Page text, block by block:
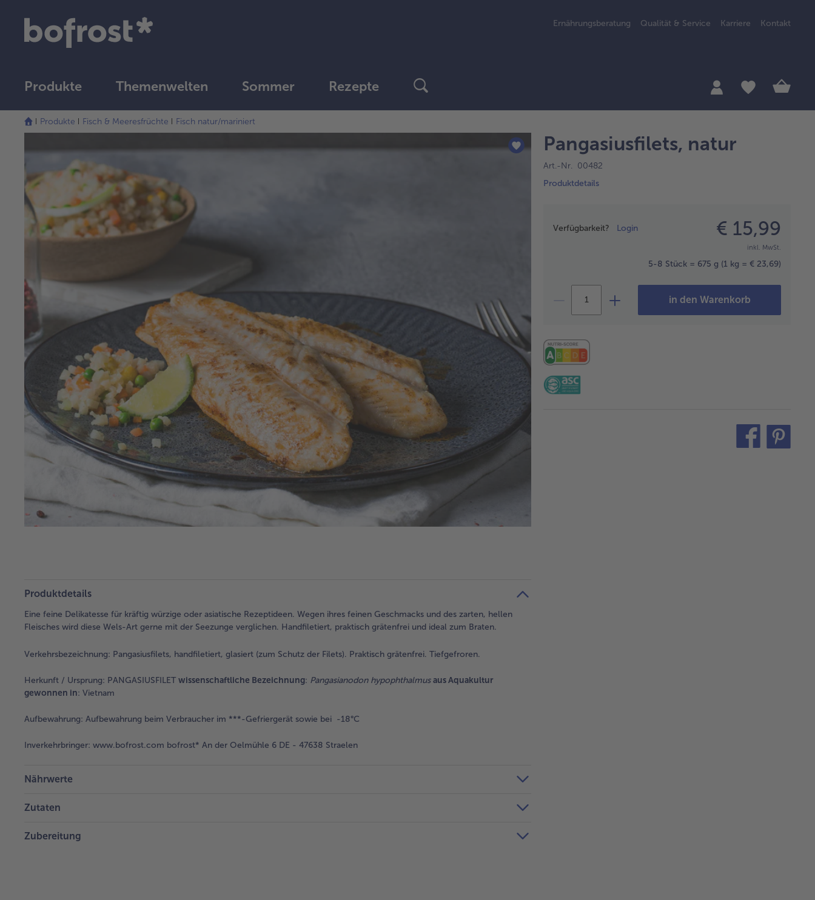
Ernährungsberatung Qualität & Service Karriere Kontakt
Produkte Themenwelten Sommer Rezepte
Produkte Fisch & Meeresfrüchte Fisch natur/mariniert
Pangasiusfilets, natur
Art.-Nr. 00482
Produktdetails
Verfügbarkeit? Login € 15,99
inkl. MwSt.
5-8 Stück = 675 g (1 kg = € 23,69)
in den Warenkorb
teilen
Produktdetails
Eine feine Delikatesse für kräftig würzige oder asiatische Rezeptideen. Wegen ihres feinen Geschmacks und des zarten, hellen
Fleisches wird diese Wels-Art gerne mit der Seezunge verglichen. Handfiletiert, praktisch grätenfrei und ideal zum Braten.
Verkehrsbezeichnung: Pangasiusfilets, handfiletiert, glasiert (zum Schutz der Filets). Praktisch grätenfrei. Tiefgefroren.
Herkunft / Ursprung: PANGASIUSFILET wissenschaftliche Bezeichnung: Pangasianodon hypophthalmus aus Aquakultur
gewonnen in: Vietnam
Aufbewahrung: Aufbewahrung beim Verbraucher im ***-Gefriergerät sowie bei -18°C
Inverkehrbringer: www.bofrost.com bofrost* An der Oelmühle 6 DE - 47638 Straelen
Nährwerte
Zutaten
Zubereitung